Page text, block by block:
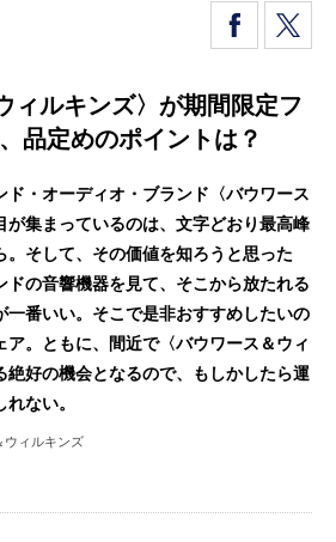
ィルキンズ〉が期間限定フ
品定めのポイントは？
ド・オーディオ・ブランド〈バウワース
が集まっているのは、文字どおり最高峰
。そして、その価値を知ろうと思った
ドの音響機器を見て、そこから放たれる
一番いい。そこで是非おすすめしたいの
ア。ともに、間近で〈バウワース＆ウィ
絶好の機会となるので、もしかしたら運
ない。
ウィルキンズ